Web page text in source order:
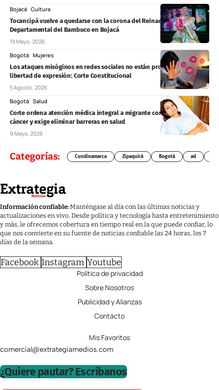
Bojacá Cultura
Tocancipá vuelve a quedarse con la corona del Reinado
Departamental del Bambuco en Bojacá
19 Mayo, 2026
Bogotá Mujeres
Los ataques misóginos en redes sociales no están protegidos por la
libertad de expresión: Corte Constitucional
5 Agosto, 2026
Bogotá Salud
Corte ordena atención médica integral a migrante con sospecha de
cáncer y exige eliminar barreras en salud
9 Mayo, 2026
Categorías: Cundinamarca Zipaquirá Bogotá ad
Información confiable:Manténgase al día con las últimas noticias y
actualizaciones en vivo. Desde política y tecnología hasta entretenimiento
y más, le ofrecemos cobertura en tiempo real en la que puede confiar, lo
que nos convierte en su fuente de noticias confiable las 24 horas, los 7
días de la semana.
Facebook Instagram Youtube
Política de privacidad
Sobre Nosotros
Publicidad y Alianzas
Contácto
Mis Favoritos
comercial@extrategiamedios.com
¿Quiere pautar? Escríbanos